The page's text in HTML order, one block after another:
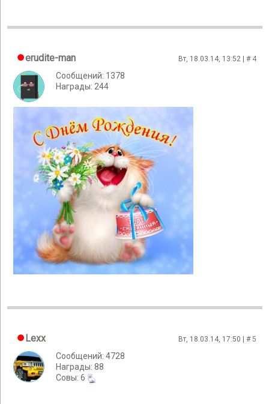
erudite-man Вт, 18.03.14, 13:52 | # 4
Сообщений: 1378
Награды: 244
Lexx Вт, 18.03.14, 17:50 | #5
Сообщений: 4728
Награды: 88
Cовы: 6